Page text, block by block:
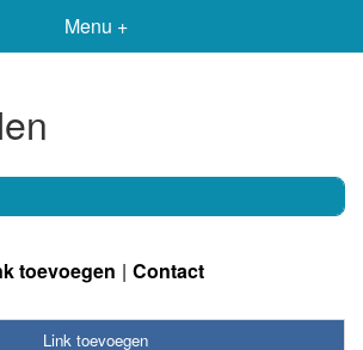
Menu +
toevoegen Contact
Link toevoegen